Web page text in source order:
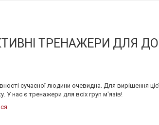
ТРЕНАЖЕРИ ДЛЯ
сучасної людини очевидна. Для вирішення
У нас є тренажери для всіх груп м'язів!